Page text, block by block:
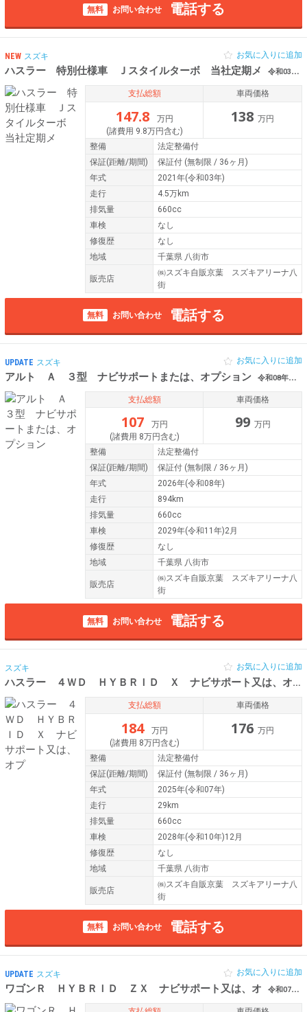
無料 お問い合わせ 電話する
NEW スズキ
ハスラー 特別仕様車 Ｊスタイルターボ 当社定期メ 令和03年（2021年） 4.5万km 千葉県八街市
お気に入りに追加
支払総額
147.8
万円
(諸費用 9.8万円含む)
車両価格
138 万円
整備
法定整備付
保証(距離/期間) 保証付 (無制限 / 36ヶ月)
年式
2021年(令和03年)
走行
4.5万km
排気量
660cc
車検
なし
修復歴
なし
地域
千葉県 八街市
販売店
㈱スズキ自販京葉 スズキアリーナ八
街
無料 お問い合わせ 電話する
UPDATE スズキ
アルト Ａ ３型 ナビサポートまたは、オプション 令和08年（2026年） 894km 千葉県八街市
お気に入りに追加
支払総額
107
万円
(諸費用 8万円含む)
車両価格
99 万円
整備
法定整備付
保証(距離/期間) 保証付 (無制限 / 36ヶ月)
年式
2026年(令和08年)
走行
894km
排気量
660cc
車検
2029年(令和11年)2月
修復歴
なし
地域
千葉県 八街市
販売店
㈱スズキ自販京葉 スズキアリーナ八
街
無料 お問い合わせ 電話する
スズキ
ハスラー ４ＷＤ ＨＹＢＲＩＤ Ｘ ナビサポート又は、オプ
お気に入りに追加
支払総額
184
万円
(諸費用 8万円含む)
車両価格
176 万円
整備
法定整備付
保証(距離/期間) 保証付 (無制限 / 36ヶ月)
年式
2025年(令和07年)
走行
29km
排気量
660cc
車検
2028年(令和10年)12月
修復歴
なし
地域
千葉県 八街市
販売店
㈱スズキ自販京葉 スズキアリーナ八
街
無料 お問い合わせ 電話する
UPDATE スズキ
ワゴンＲ ＨＹＢＲＩＤ ＺＸ ナビサポート又は、オ 令和07年（2025年） 0.2万km 千葉県八街市
お気に入りに追加